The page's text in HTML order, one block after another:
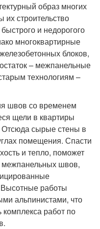
образ многих
их строительство
и недорогого
многоквартирные
блоков,
– межпанельные
технологиям –
швов со временем
щели в квартиры
Отсюда сырые стены в
помещения. Спасти
и тепло, поможет
межпанельных швов,
работы
альпинистами, что
комплекса работ по